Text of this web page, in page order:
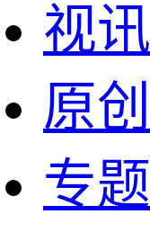
视讯
原创
专题